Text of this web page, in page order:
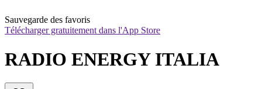
Sauvegarde des favoris
Télécharger gratuitement dans l'App Store
RADIO ENERGY ITALIA